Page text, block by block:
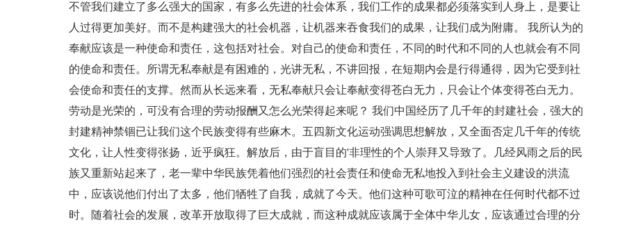
不管我们建立了多么强大的国家，有多么先进的社会体系，我们工作的成果都必须落实到人身上，是要让
人过得更加美好。而不是构建强大的社会机器，让机器来吞食我们的成果，让我们成为附庸。 我所认为的
奉献应该是一种使命和责任，这包括对社会。对自己的使命和责任，不同的时代和不同的人也就会有不同
的使命和责任。所谓无私奉献是有困难的，光讲无私，不讲回报，在短期内会是行得通得，因为它受到社
会使命和责任的支撑。然而从长远来看，无私奉献只会让奉献变得苍白无力，只会让个体变得苍白无力。
劳动是光荣的，可没有合理的劳动报酬又怎么光荣得起来呢？ 我们中国经历了几千年的封建社会，强大的
封建精神禁锢已让我们这个民族变得有些麻木。五四新文化运动强调思想解放，又全面否定几千年的传统
文化，让人性变得张扬，近乎疯狂。解放后，由于盲目的'非理性的个人崇拜又导致了。几经风雨之后的民
族又重新站起来了，老一辈中华民族凭着他们强烈的社会责任和使命无私地投入到社会主义建设的洪流
中，应该说他们付出了太多，他们牺牲了自我，成就了今天。他们这种可歌可泣的精神在任何时代都不过
时。随着社会的发展，改革开放取得了巨大成就，而这种成就应该属于全体中华儿女，应该通过合理的分